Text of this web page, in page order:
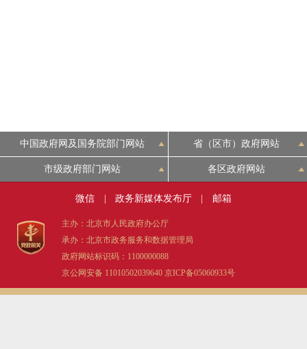
中国政府网及国务院部门网站 省（区市）政府网站
市级政府部门网站 各区政府网站
微信 政务新媒体发布厅 邮箱
主办：北京市人民政府办公厅
承办：北京市政务服务和数据管理局
政府网站标识码：1100000088
京公网安备 11010502039640 京ICP备05060933号